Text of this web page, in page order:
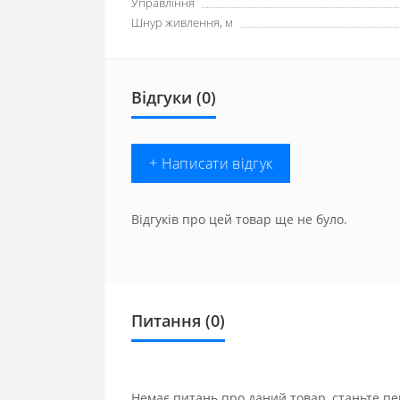
Шнур живлення, м
Відгуки (0)
+ Написати відгук
Відгуків про цей товар ще не було.
Питання (0)